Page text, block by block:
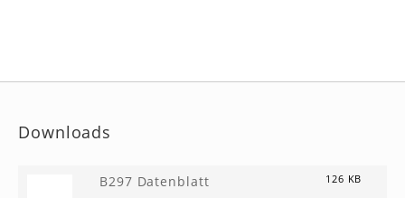
Downloads
B297 Datenblatt 126 KB